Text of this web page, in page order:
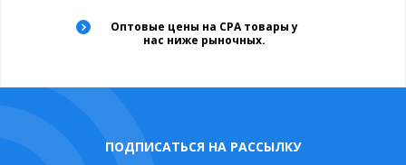
Оптовые цены на CPA товары у
нас ниже рыночных.
ПОДПИСАТЬСЯ НА РАССЫЛКУ